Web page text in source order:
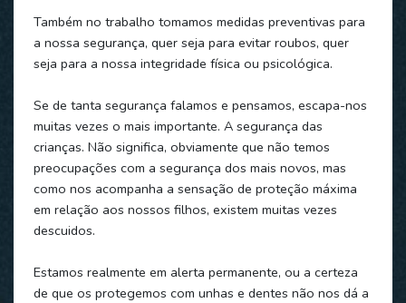
Também no trabalho tomamos medidas preventivas para
a nossa segurança, quer seja para evitar roubos, quer
seja para a nossa integridade física ou psicológica.
Se de tanta segurança falamos e pensamos, escapa-nos
muitas vezes o mais importante. A segurança das
crianças. Não significa, obviamente que não temos
preocupações com a segurança dos mais novos, mas
como nos acompanha a sensação de proteção máxima
em relação aos nossos filhos, existem muitas vezes
descuidos.
Estamos realmente em alerta permanente, ou a certeza
de que os protegemos com unhas e dentes não nos dá a